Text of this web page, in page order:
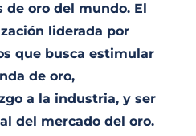
de oro del mundo. El
liderada por
que busca estimular
de oro,
a la industria, y ser
del mercado del oro.